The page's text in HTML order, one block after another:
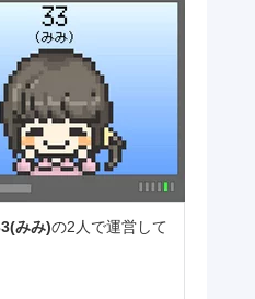
みみ)の2人で運営して